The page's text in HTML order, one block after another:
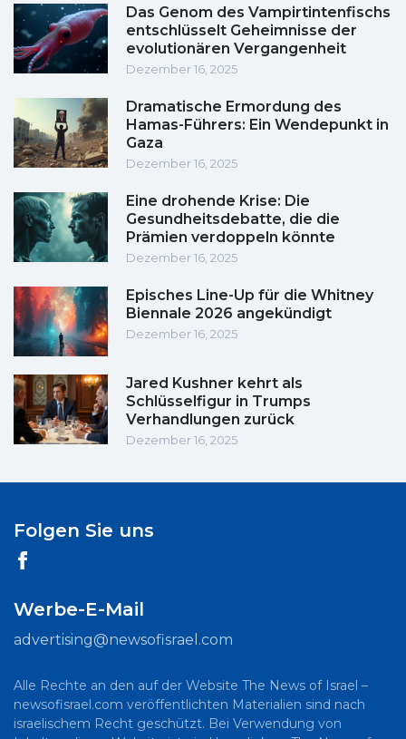
Das Genom des Vampirtintenfischs
entschlüsselt Geheimnisse der
evolutionären Vergangenheit
Dezember 16, 2025
Dramatische Ermordung des
Hamas-Führers: Ein Wendepunkt in
Gaza
Dezember 16, 2025
Eine drohende Krise: Die
Gesundheitsdebatte, die die
Prämien verdoppeln könnte
Dezember 16, 2025
Episches Line-Up für die Whitney
Biennale 2026 angekündigt
Dezember 16, 2025
Jared Kushner kehrt als
Schlüsselfigur in Trumps
Verhandlungen zurück
Dezember 16, 2025
Folgen Sie uns
Werbe-E-Mail
advertising@newsofisrael.com
Alle Rechte an den auf der Website The News of Israel –
newsofisrael.com veröffentlichten Materialien sind nach
israelischem Recht geschützt. Bei Verwendung von